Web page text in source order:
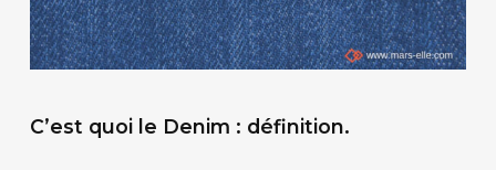
C’est quoi le Denim : définition.